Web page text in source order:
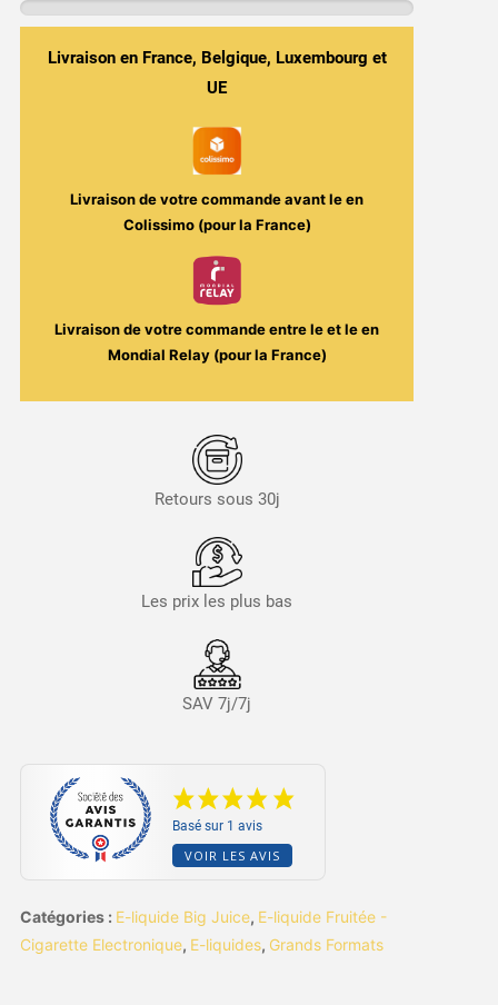
Livraison en France, Belgique, Luxembourg et
UE
Livraison de votre commande avant leen
Colissimo (pour la France)
Livraison de votre commande entre leet leen
Mondial Relay (pour la France)
Retours sous 30j
Les prix les plus bas
SAV 7j/7j
Basé sur 1 avis
VOIR LES AVIS
Catégories : E-liquide Big Juice, E-liquide Fruitée -
Cigarette Electronique, E-liquides, Grands Formats